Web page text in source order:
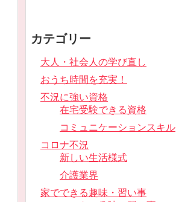
カテゴリー
大人・社会人の学び直し
おうち時間を充実！
不況に強い資格
在宅受験できる資格
コミュニケーションスキル
コロナ不況
新しい生活様式
介護業界
家でできる趣味・習い事